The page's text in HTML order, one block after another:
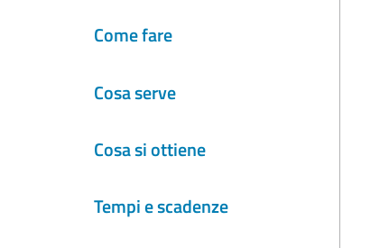
Come fare
Cosa serve
Cosa si ottiene
Tempi e scadenze